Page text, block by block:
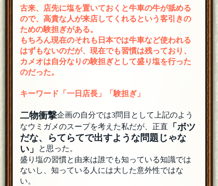
古来、店先に塩を置いておくと牛車の牛が舐める
ので、高貴な人が来店してくれるという客引きの
ための験担ぎがある。
もちろん現在のそれも日本では牛車など使われる
はずもないのだが、現在でも習慣は残っており、
カメオは自分なりの験担ぎとして盛り塩を行った
のだった。
キーワード「一日店長」「験担ぎ」
二物衝撃企画の自分では3問目として上記のよう
なウミガメのスープを考えた私だが、正直
「ボツ
だな、らてらてで出すような問題じゃな
い」
と思った。
盛り塩の習慣と由来は誰でも知っている知識では
ないし、知っている人には大した意外性ではな
い。